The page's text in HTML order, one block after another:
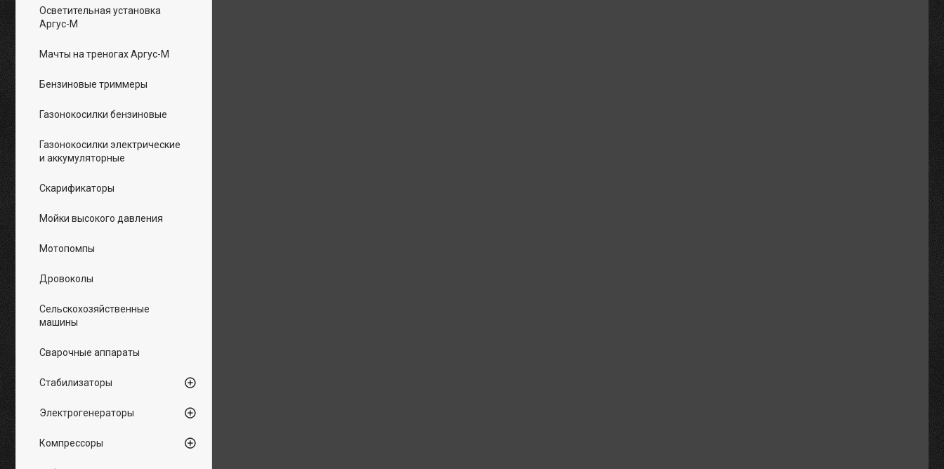
Осветительная установка
Аргус-М
Мачты на треногах Аргус-М
Бензиновые триммеры
Газонокосилки бензиновые
Газонокосилки электрические
и аккумуляторные
Скарификаторы
Мойки высокого давления
Мотопомпы
Дровоколы
Сельскохозяйственные
машины
Сварочные аппараты
Стабилизаторы
Электрогенераторы
Компрессоры